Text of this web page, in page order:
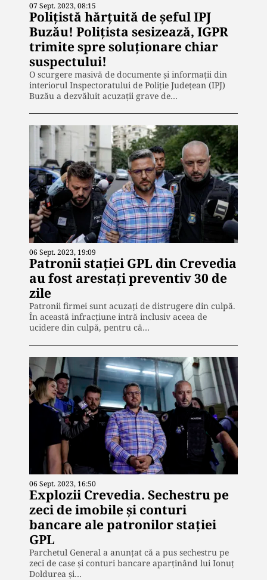
07 Sept. 2023, 08:15
Polițistă hărțuită de șeful IPJ
Buzău! Polițista sesizează, IGPR
trimite spre soluționare chiar
suspectului!
O scurgere masivă de documente și informații din
interiorul Inspectoratului de Poliție Județean (IPJ)
Buzău a dezvăluit acuzații grave de…
06 Sept. 2023, 19:09
Patronii stației GPL din Crevedia
au fost arestați preventiv 30 de
zile
Patronii firmei sunt acuzați de distrugere din culpă.
În această infracțiune intră inclusiv aceea de
ucidere din culpă, pentru că…
06 Sept. 2023, 16:50
Explozii Crevedia. Sechestru pe
zeci de imobile și conturi
bancare ale patronilor stației
GPL
Parchetul General a anunţat că a pus sechestru pe
zeci de case şi conturi bancare aparţinând lui Ionuț
Doldurea și…